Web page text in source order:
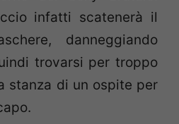
infatti scatenerà il
danneggiando
trovarsi per troppo
stanza di un ospite per